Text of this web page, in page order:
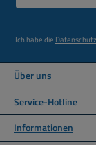
Ich habe die
Über uns
Service-Hotline
Informationen